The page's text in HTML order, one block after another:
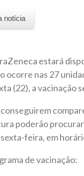
notícia
estará
nas 27
(22), a vacinação
poderão
feira, em
de vacinação: